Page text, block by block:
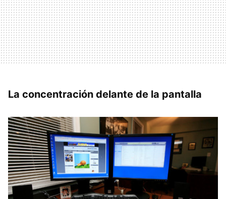
La concentración delante de la pantalla